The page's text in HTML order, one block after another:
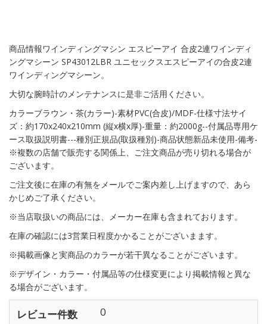
商品情報ワインディングマシン エスピーアイ 合皮2連ワインディ
ングマシーン SP43012LBR ユニセックスエスピーアイの合皮2連
ワインディングマシーン。
大切な腕時計のメンテナンスに是非ご活用ください。
カラーブラウン・茶(カラー)-素材PVC(合皮)/MDF-仕様寸法サイ
ズ：約170x240x210mm (縦x横x厚)-重量：約2000g--付属品専用ケ
ース取扱説明書---種別正規品(取扱種別)-商品状態新品未使用-備考-
※複数の店舗で販売する関係上、ご注文商品が売り切れる場合が
ございます。
ご注文後に在庫の有無をメールでご案内差し上げますので、あら
かじめご了承ください。
※当店取扱いの商品には、メーカー在庫も含まれております。
在庫の確認には3営業日程度かかることがございまます。
※掲載画像と実商品のカラーが若干異なることがございます。
※デザイン・カラー・付属品等の仕様変更により掲載情報と異な
る場合がございます。
レビュー件数 0